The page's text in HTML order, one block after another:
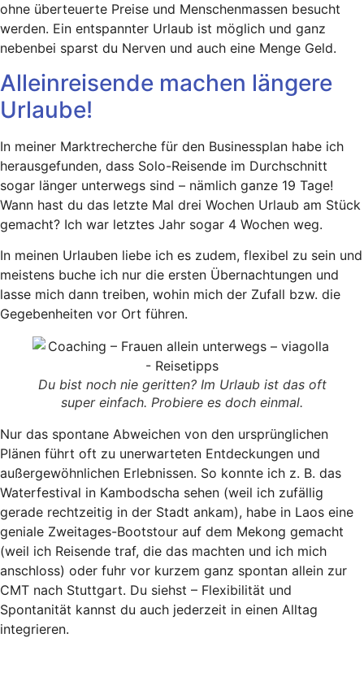
ohne überteuerte Preise und Menschenmassen besucht
werden. Ein entspannter Urlaub ist möglich und ganz
nebenbei sparst du Nerven und auch eine Menge Geld.
Alleinreisende machen längere
Urlaube!
In meiner Marktrecherche für den Businessplan habe ich
herausgefunden, dass Solo-Reisende im Durchschnitt
sogar länger unterwegs sind – nämlich ganze 19 Tage!
Wann hast du das letzte Mal drei Wochen Urlaub am Stück
gemacht? Ich war letztes Jahr sogar 4 Wochen weg.
In meinen Urlauben liebe ich es zudem, flexibel zu sein und
meistens buche ich nur die ersten Übernachtungen und
lasse mich dann treiben, wohin mich der Zufall bzw. die
Gegebenheiten vor Ort führen.
Du bist noch nie geritten? Im Urlaub ist das oft
super einfach. Probiere es doch einmal.
Nur das spontane Abweichen von den ursprünglichen
Plänen führt oft zu unerwarteten Entdeckungen und
außergewöhnlichen Erlebnissen. So konnte ich z. B. das
Waterfestival in Kambodscha sehen (weil ich zufällig
gerade rechtzeitig in der Stadt ankam), habe in Laos eine
geniale Zweitages-Bootstour auf dem Mekong gemacht
(weil ich Reisende traf, die das machten und ich mich
anschloss) oder fuhr vor kurzem ganz spontan allein zur
CMT nach Stuttgart. Du siehst – Flexibilität und
Spontanität kannst du auch jederzeit in einen Alltag
integrieren.